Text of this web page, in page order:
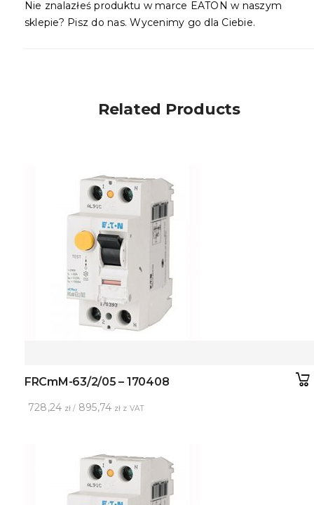
Nie znalazłeś produktu w marce EATON w naszym
sklepie? Pisz do nas. Wycenimy go dla Ciebie.
Related Products
FRCmM-63/2/05 – 170408
728,24 zł / 895,74 zł z VAT